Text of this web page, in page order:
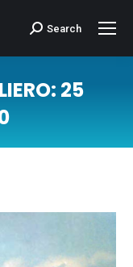
Cerca:Search
25